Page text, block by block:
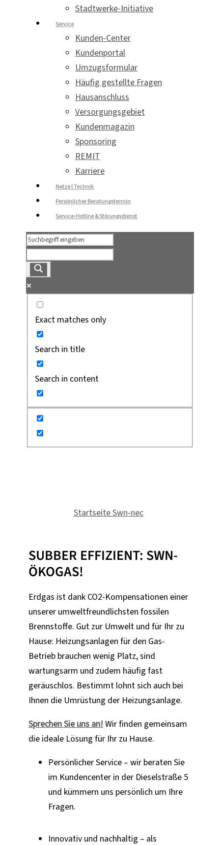
Stadtwerke-Initiative
Service
Kunden-Center
Kundenportal
Umzugsformular
Häufig gestellte Fragen
Hausanschluss
Versorgungsgebiet
Kundenmagazin
Sponsoring
REMIT
Karriere
Netze | Technik
Persönlicher Beratungstermin
Service-Hotline & Störungsdienst
Exact matches only
Search in title
Search in content
Startseite Swn-nec
SUBBER EFFIZIENT: SWN-
ÖKOGAS!
Erdgas ist dank CO2-Kompensationen einer
unserer umweltfreundlichsten fossilen
Brennstoffe. Gut zur Umwelt und für Ihr zu
Hause: Heizungsanlagen für den Gas-
Betrieb brauchen wenig Platz, sind
wartungsarm und zudem häufig fast
geräuschlos. Bestimmt lohnt sich auch bei
Ihnen die Umrüstung der Heizungsanlage.
Sprechen Sie uns an!Wir finden gemeinsam
die ideale Lösung für Ihr zu Hause.
Persönlicher Service – wir beraten Sie
im Kundencenter in der Dieselstraße 5
und kümmern uns persönlich um Ihre
Fragen.
Innovativ und nachhaltig – als